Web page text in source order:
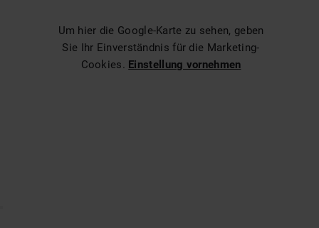
Um hier die Google-Karte zu sehen, geben
Sie Ihr Einverständnis für die Marketing-
Cookies. Einstellung vornehmen